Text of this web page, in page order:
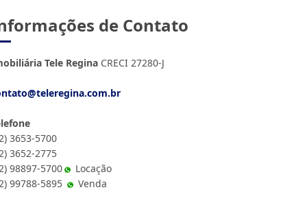
de Contato
Tele Regina CRECI 27280-J
3653-5700
3652-2775
98897-5700
Locação
99788-5895
Venda